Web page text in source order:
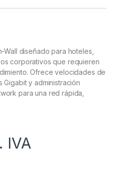
Wall diseñado para hoteles,
corporativos que requieren
Ofrece velocidades de
Gigabit y administración
para una red rápida,
IVA